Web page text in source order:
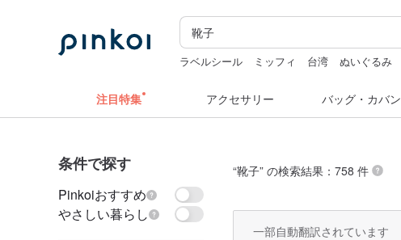
ラベルシール ミッフィ 台湾 ぬいぐるみ
注目特集 アクセサリー バッグ・カバン
条件で探す
Pinkoiおすすめ
やさしい暮らし
“靴子” の検索結果：758 件
一部自動翻訳されています